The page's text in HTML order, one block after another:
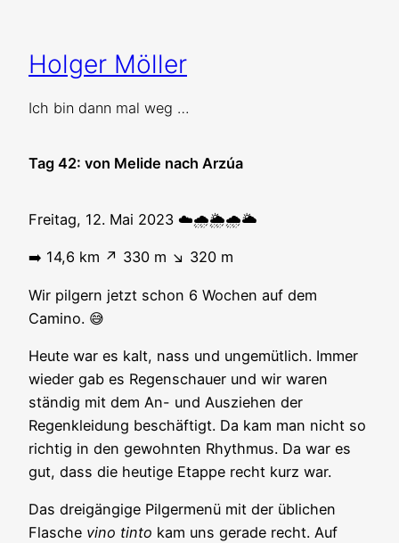
springen
Holger Möller
Ich bin dann mal weg …
Tag 42: von Melide nach Arzúa
Freitag, 12. Mai 2023 ☁️🌧️🌦️🌧️🌥️
➡️ 14,6 km ↗️ 330 m ↘️ 320 m
Wir pilgern jetzt schon 6 Wochen auf dem
Camino. 😅
Heute war es kalt, nass und ungemütlich. Immer
wieder gab es Regenschauer und wir waren
ständig mit dem An- und Ausziehen der
Regenkleidung beschäftigt. Da kam man nicht so
richtig in den gewohnten Rhythmus. Da war es
gut, dass die heutige Etappe recht kurz war.
Das dreigängige Pilgermenü mit der üblichen
Flasche vino tinto kam uns gerade recht. Auf